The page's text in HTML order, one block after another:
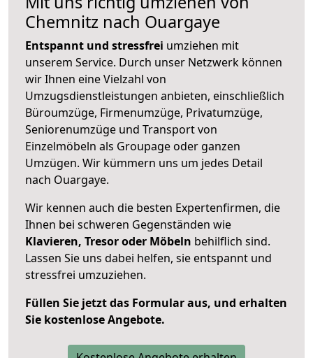
Chemnitz nach Ouargaye
Entspannt und stressfrei umziehen mit
unserem Service. Durch unser Netzwerk können
wir Ihnen eine Vielzahl von
Umzugsdienstleistungen anbieten, einschließlich
Büroumzüge, Firmenumzüge, Privatumzüge,
Seniorenumzüge und Transport von
Einzelmöbeln als Groupage oder ganzen
Umzügen. Wir kümmern uns um jedes Detail
nach Ouargaye.
Wir kennen auch die besten Expertenfirmen, die
Ihnen bei schweren Gegenständen wie
Klavieren, Tresor oder Möbeln behilflich sind.
Lassen Sie uns dabei helfen, sie entspannt und
stressfrei umzuziehen.
Füllen Sie jetzt das Formular aus, und erhalten
Sie kostenlose Angebote.